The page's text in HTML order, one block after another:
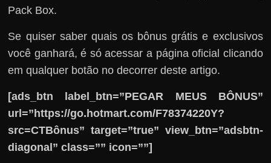
Pack Box.
Se quiser saber quais os bônus grátis e exclusivos
você ganhará, é só acessar a página oficial clicando
em qualquer botão no decorrer deste artigo.
[ads_btn label_btn=”PEGAR MEUS BÔNUS”
url=”https://go.hotmart.com/F78374220Y?
src=CTBônus” target=”true” view_btn=”adsbtn-
diagonal” class=”” icon=””]